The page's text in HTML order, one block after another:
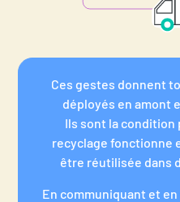
Ces gestes donnent
déployés en amont
Ils sont la condition
recyclage fonctionne
être réutilisée dans
En communiquant et